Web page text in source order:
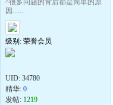
^很多问题的背后都是简单的原
因......
级别: 荣誉会员
UID: 34780
精华: 0
发帖: 1219